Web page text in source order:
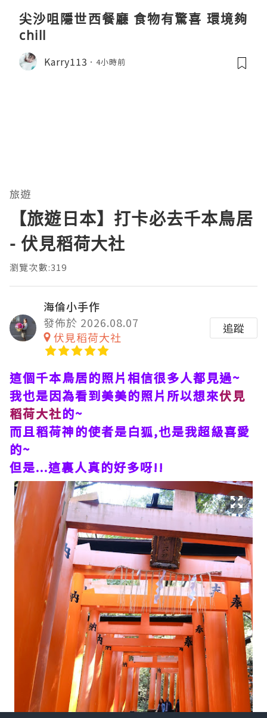
尖沙咀隱世西餐廳 食物有驚喜 環境夠
chill
Karry113 4小時前
旅遊
【旅遊日本】打卡必去千本鳥居
- 伏見稻荷大社
瀏覽次數:319
海倫小手作
發佈於 2026.08.07
伏見稻荷大社
追蹤
這個千本鳥居的照片相信很多人都見過~
我也是因為看到美美的照片所以想來伏見
稻荷大社的~
而且稻荷神的使者是白狐,也是我超級喜愛
的~
但是...這裏人真的好多呀!!